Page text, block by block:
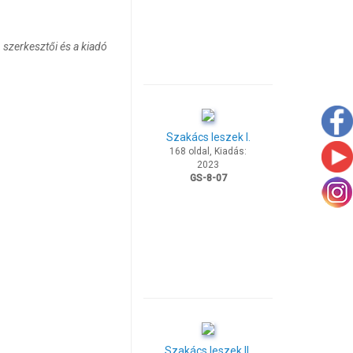
és a kiadó
Szakács leszek I.
168 oldal, Kiadás:
2023
GS-8-07